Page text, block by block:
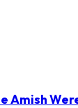
Amish